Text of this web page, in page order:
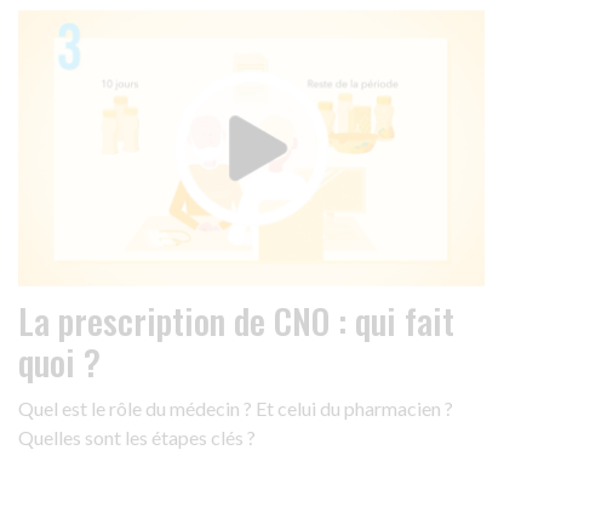
La prescription de CNO : qui fait
quoi ?
Quel est le rôle du médecin ? Et celui du pharmacien ?
Quelles sont les étapes clés ?